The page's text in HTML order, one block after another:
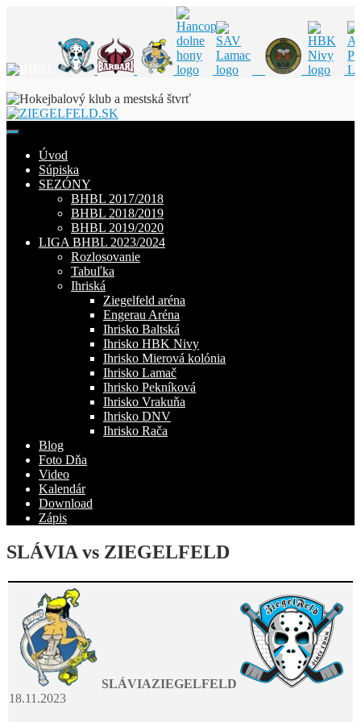
to
content
Úvod
Súpiska
SEZÓNY
BHBL 2017/2018
BHBL 2018/2019
BHBL 2019/2020
LIGA BHBL 2023/2024
Rozlosovanie
Tabuľka
Ihriská
Ziegelfeld aréna
Engerau Aréna
Ihrisko Baltská
Ihrisko HBK Nivy
Ihrisko Mierová kolónia
Ihrisko Lamač
Ihrisko Pekníková
Ihrisko Vrakuňa
Ihrisko DNV
Ihrisko Rača
Blog
Foto Dňa
Video
Kalendár
Download
Zápis
SLÁVIA vs ZIEGELFELD
SLÁVIAZIEGELFELD
18.11.2023